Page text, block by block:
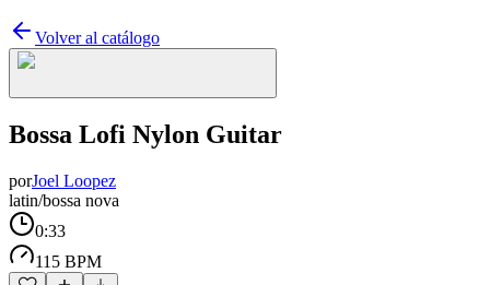
Volver al catálogo
Bossa Lofi Nylon Guitar
porJoel Loopez
latin/bossa nova
0:33
115 BPM